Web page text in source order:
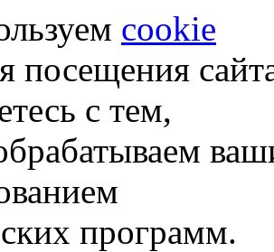
cookie
посещения
с тем,
программ.